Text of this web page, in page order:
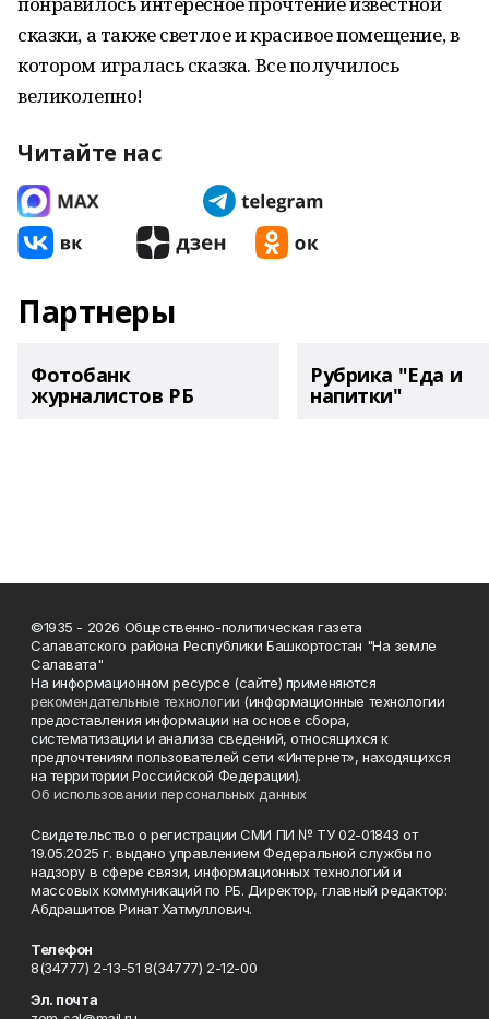
сказки, а также светлое и красивое помещение, в
котором игралась сказка. Все получилось
великолепно!
Читайте нас
Партнеры
Фотобанк
журналистов РБ
Рубрика "Еда и
напитки"
©1935 - 2026 Общественно-политическая газета
Салаватского района Республики Башкортостан "На земле
Салавата"
На информационном ресурсе (сайте) применяются
рекомендательные технологии (информационные технологии
предоставления информации на основе сбора,
систематизации и анализа сведений, относящихся к
предпочтениям пользователей сети «Интернет», находящихся
на территории Российской Федерации).
Об использовании персональных данных
Свидетельство о регистрации СМИ ПИ № ТУ 02-01843 от
19.05.2025 г. выдано управлением Федеральной службы по
надзору в сфере связи, информационных технологий и
массовых коммуникаций по РБ. Директор, главный редактор:
Абдрашитов Ринат Хатмуллович.
Телефон
8(34777) 2-13-51 8(34777) 2-12-00
Эл. почта